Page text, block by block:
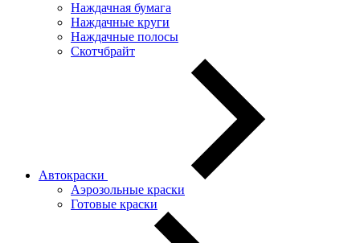
Наждачная бумага
Наждачные круги
Наждачные полосы
Скотчбрайт
Автокраски
Аэрозольные краски
Готовые краски